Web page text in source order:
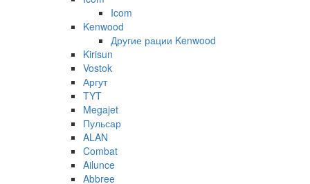
Icom
Kenwood
Другие рации Kenwood
Kirisun
Vostok
Аргут
TYT
Megajet
Пульсар
ALAN
Combat
Ailunce
Abbree